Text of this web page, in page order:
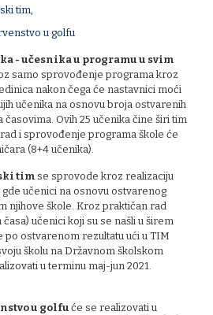
tim,
u golfu
- učesnika u programu u svim
samo sprovođenje programa kroz
nakon čega će nastavnici moći
učenika na osnovu broja ostvarenih
Ovih 25 učenika čine širi tim
i sprovođenje programa škole će
(8+4 učenika).
tim se sprovode kroz realizaciju
gde učenici na osnovu ostvarenog
njihove škole. Kroz praktičan rad
učenici koji su se našli u širem
po ostvarenom rezultatu ući u TIM
školu na Državnom školskom
u terminu maj-jun 2021.
u golfu će se realizovati u